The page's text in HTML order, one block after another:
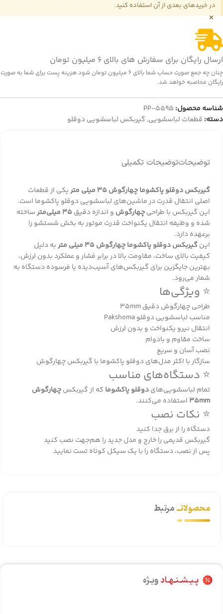
در خریدهای بعدی از آن استفاده کنید.
×
ارسال رایگان برای سفارش های بالای 6 میلیون تومان
چنان چه جمع صورت حساب شما بالای 6 میلیون تومان شود هزینه پست برای شما به صورت
رایگان محاصبه خواهد شد.
شناسه محصول: PP-5595
دسته: قطعات لباسشویی, گیربکس لباسشویی دوقلو
توضیحاتتوضیحات تکمیلی
گیربکس دوقلو پاکشوما چهارگوش 35 میلی متر
یکی از قطعات
اصلی انتقال قدرت در ماشین‌های لباسشویی دوقلو پاکشوما است.
این گیربکس با طراحیچهارگوش و اندازه دقیق35 میلی‌متر
ساخته
شده و وظیفه انتقال یکنواخت قدرت موتور به بخش شستشو را
برعهده دارد.
اینگیربکس دوقلو پاکشوما چهارگوش 35 میلی متر
به دلیل
کیفیت بالای ساخت، مقاومت بالا در برابر فشار و عملکرد بدون لرزش،
بهترین جایگزین برای گیربکس‌های آسیب‌دیده یا فرسوده دستگاه به
شمار می‌رود.
⭐ ویژگی‌ها
طراحی چهارگوش دقیق 35mm
مناسب لباسشویی دوقلو Pakshoma
انتقال نیرو یکنواخت و بدون لرزش
ساخت مقاوم و بادوام
نصب آسان و سریع
سازگار با اکثر مدل‌های دوقلو پاکشوما با گیربکس چهارگوش
⭐ دستگاه‌های مناسب
تمام لباسشویی‌هایدوقلو پاکشوما که از گیربکسچهارگوش
35mm استفاده می‌کنند.
⭐ نکات نصب
دستگاه را از برق جدا کنید
گیربکس قدیمی را خارج و مدل جدید را هم‌جهت نصب کنید
پس از نصب، دستگاه را با یک سیکل کوتاه تست نمایید
محصولاتــمرتبط
پـیـشـنـهـادویـژه